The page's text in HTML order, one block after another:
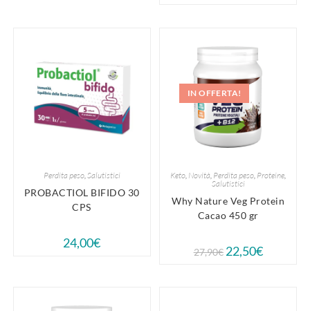
Perdita peso, Salutistici
PROBACTIOL BIFIDO 30
CPS
24,00€
IN OFFERTA!
Keto Novità Perdita peso Proteine
Salutistici
Why Nature Veg Protein
Cacao 450 gr
27,90€ 22,50€